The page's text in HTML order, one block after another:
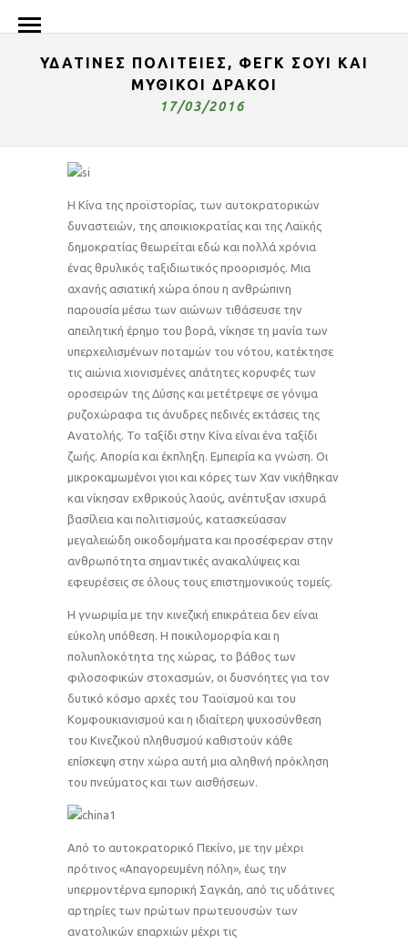
ΥΔΑΤΙΝΕΣ ΠΟΛΙΤΕΙΕΣ, ΦΕΓΚ ΣΟΥΙ ΚΑΙ
ΜΥΘΙΚΟΙ ΔΡΑΚΟΙ
17/03/2016
Η Κίνα της προϊστορίας, των αυτοκρατορικών
δυναστειών, της αποικιοκρατίας και της Λαϊκής
δημοκρατίας θεωρείται εδώ και πολλά χρόνια
ένας θρυλικός ταξιδιωτικός προορισμός. Μια
αχανής ασιατική χώρα όπου η ανθρώπινη
παρουσία μέσω των αιώνων τιθάσευσε την
απειλητική έρημο του βορά, νίκησε τη μανία των
υπερχειλισμένων ποταμών του νότου, κατέκτησε
τις αιώνια χιονισμένες απάτητες κορυφές των
οροσειρών της Δύσης και μετέτρεψε σε γόνιμα
ρυζοχώραφα τις άνυδρες πεδινές εκτάσεις της
Ανατολής. Το ταξίδι στην Κίνα είναι ένα ταξίδι
ζωής. Απορία και έκπληξη. Εμπειρία κα γνώση. Οι
μικροκαμωμένοι γιοι και κόρες των Χαν νικήθηκαν
και νίκησαν εχθρικούς λαούς, ανέπτυξαν ισχυρά
βασίλεια και πολιτισμούς, κατασκεύασαν
μεγαλειώδη οικοδομήματα και προσέφεραν στην
ανθρωπότητα σημαντικές ανακαλύψεις και
εφευρέσεις σε όλους τους επιστημονικούς τομείς.
Η γνωριμία με την κινεζική επικράτεια δεν είναι
εύκολη υπόθεση. Η ποικιλομορφία και η
πολυπλοκότητα της χώρας, το βάθος των
φιλοσοφικών στοχασμών, οι δυσνόητες για τον
δυτικό κόσμο αρχές του Ταοϊσμού και του
Κομφουκιανισμού και η ιδιαίτερη ψυχοσύνθεση
του Κινεζικού πληθυσμού καθιστούν κάθε
επίσκεψη στην χώρα αυτή μια αληθινή πρόκληση
του πνεύματος και των αισθήσεων.
Από το αυτοκρατορικό Πεκίνο, με την μέχρι
πρότινος «Απαγορευμένη πόλη», έως την
υπερμοντέρνα εμπορική Σαγκάη, από τις υδάτινες
αρτηρίες των πρώτων πρωτευουσών των
ανατολικών επαρχιών μέχρι τις